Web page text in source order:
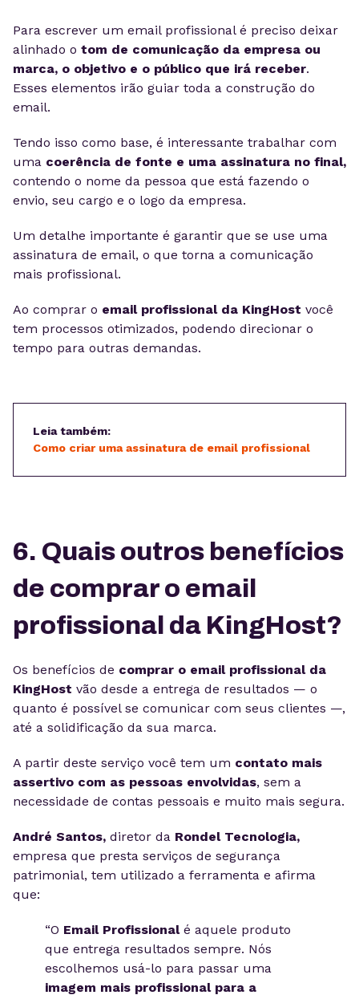
Para escrever um email profissional é preciso deixar
alinhado o tom de comunicação da empresa ou
marca, o objetivo e o público que irá receber.
Esses elementos irão guiar toda a construção do
email.
Tendo isso como base, é interessante trabalhar com
uma coerência de fonte e uma assinatura no final,
contendo o nome da pessoa que está fazendo o
envio, seu cargo e o logo da empresa.
Um detalhe importante é garantir que se use uma
assinatura de email, o que torna a comunicação
mais profissional.
Ao comprar o email profissional da KingHost você
tem processos otimizados, podendo direcionar o
tempo para outras demandas.
Leia também:
Como criar uma assinatura de email profissional
6. Quais outros benefícios
de comprar o email
profissional da KingHost?
Os benefícios de comprar o email profissional da
KingHost vão desde a entrega de resultados — o
quanto é possível se comunicar com seus clientes —,
até a solidificação da sua marca.
A partir deste serviço você tem um contato mais
assertivo com as pessoas envolvidas, sem a
necessidade de contas pessoais e muito mais segura.
André Santos, diretor da Rondel Tecnologia,
empresa que presta serviços de segurança
patrimonial, tem utilizado a ferramenta e afirma
que:
“O Email Profissionalé aquele produto
que entrega resultados sempre. Nós
escolhemos usá-lo para passar uma
imagem mais profissional para a